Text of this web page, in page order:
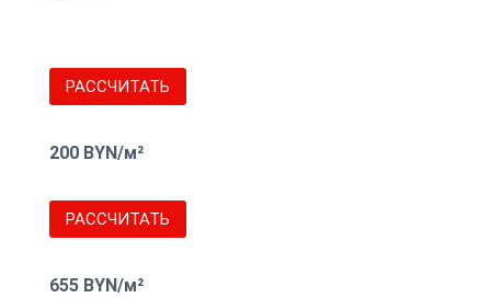
РАССЧИТАТЬ
200 BYN/м²
РАССЧИТАТЬ
655 BYN/м²